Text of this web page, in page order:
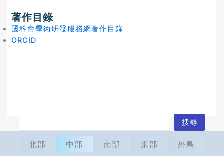
著作目錄
國科會學術研發服務網著作目錄
ORCID
搜尋
北部 中部 南部 東部 外島